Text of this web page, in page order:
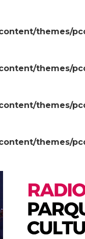
themes/
themes/
themes/
themes/